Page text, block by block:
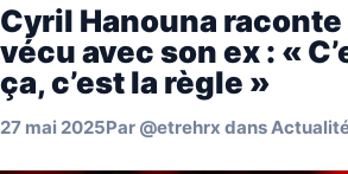
Cyril Hanouna raconte
vécu avec son ex : «
ça, c’est la règle »
27 mai 2025Par @etrehrx dans